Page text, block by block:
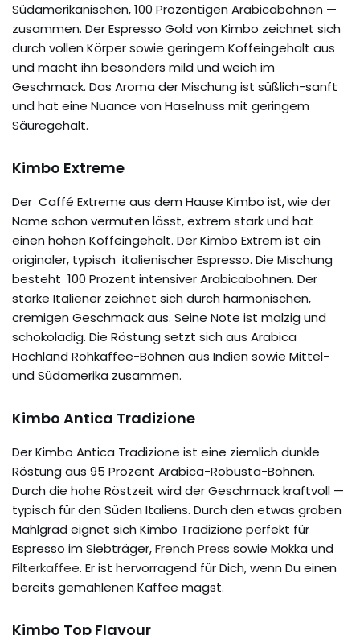
Südamerikanischen, 100 Prozentigen Arabicabohnen —
zusammen. Der Espresso Gold von Kimbo zeichnet sich
durch vollen Körper sowie geringem Koffeingehalt aus
und macht ihn besonders mild und weich im
Geschmack. Das Aroma der Mischung ist süßlich-sanft
und hat eine Nuance von Haselnuss mit geringem
Säuregehalt.
Kimbo Extreme
Der Caffé Extreme aus dem Hause Kimbo ist, wie der
Name schon vermuten lässt, extrem stark und hat
einen hohen Koffeingehalt. Der Kimbo Extrem ist ein
originaler, typisch italienischer Espresso. Die Mischung
besteht 100 Prozent intensiver Arabicabohnen. Der
starke Italiener zeichnet sich durch harmonischen,
cremigen Geschmack aus. Seine Note ist malzig und
schokoladig. Die Röstung setzt sich aus Arabica
Hochland Rohkaffee-Bohnen aus Indien sowie Mittel-
und Südamerika zusammen.
Kimbo Antica Tradizione
Der Kimbo Antica Tradizione ist eine ziemlich dunkle
Röstung aus 95 Prozent Arabica-Robusta-Bohnen.
Durch die hohe Röstzeit wird der Geschmack kraftvoll —
typisch für den Süden Italiens. Durch den etwas groben
Mahlgrad eignet sich Kimbo Tradizione perfekt für
Espresso im Siebträger,French Press sowie Mokka und
Filterkaffee. Er ist hervorragend für Dich, wenn Du einen
bereits gemahlenen Kaffee magst.
Kimbo Top Flavour